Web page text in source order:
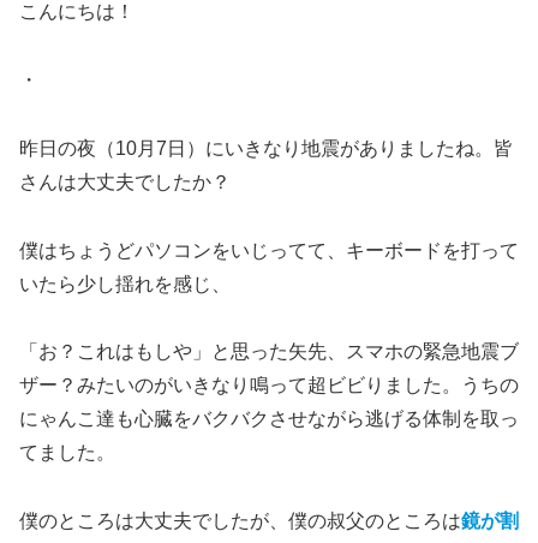
こんにちは！
・
昨日の夜（10月7日）にいきなり地震がありましたね。皆
さんは大丈夫でしたか？
僕はちょうどパソコンをいじってて、キーボードを打って
いたら少し揺れを感じ、
「お？これはもしや」と思った矢先、スマホの緊急地震ブ
ザー？みたいのがいきなり鳴って超ビビりました。うちの
にゃんこ達も心臓をバクバクさせながら逃げる体制を取っ
てました。
僕のところは大丈夫でしたが、僕の叔父のところは鏡が割